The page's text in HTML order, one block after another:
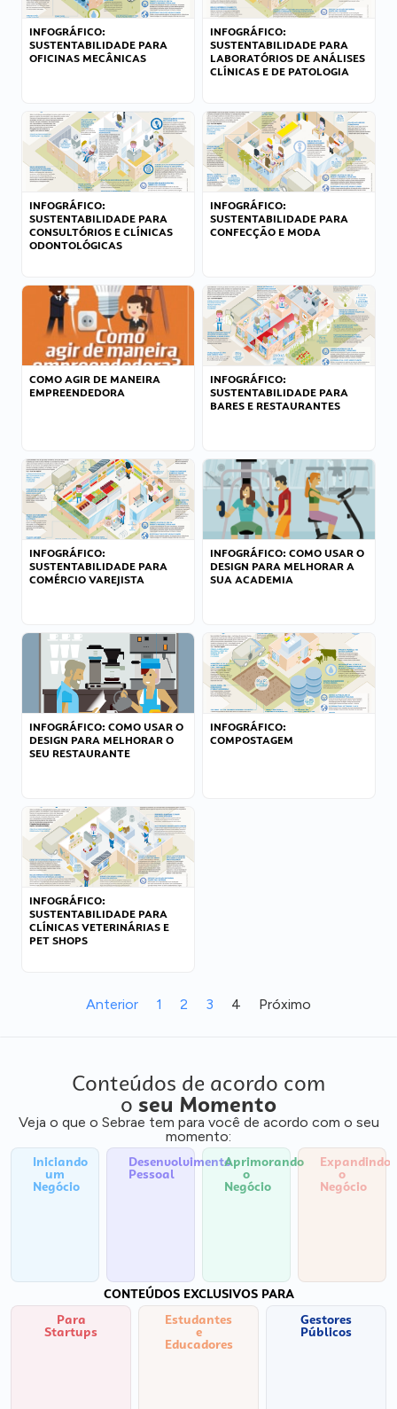
INFOGRÁFICO:
SUSTENTABILIDADE PARA
OFICINAS MECÂNICAS
INFOGRÁFICO:
SUSTENTABILIDADE PARA
LABORATÓRIOS DE ANÁLISES
CLÍNICAS E DE PATOLOGIA
INFOGRÁFICO:
SUSTENTABILIDADE PARA
CONSULTÓRIOS E CLÍNICAS
ODONTOLÓGICAS
INFOGRÁFICO:
SUSTENTABILIDADE PARA
CONFECÇÃO E MODA
COMO AGIR DE MANEIRA
EMPREENDEDORA
INFOGRÁFICO:
SUSTENTABILIDADE PARA
BARES E RESTAURANTES
INFOGRÁFICO:
SUSTENTABILIDADE PARA
COMÉRCIO VAREJISTA
INFOGRÁFICO: COMO USAR O
DESIGN PARA MELHORAR A
SUA ACADEMIA
INFOGRÁFICO: COMO USAR O
DESIGN PARA MELHORAR O
SEU RESTAURANTE
INFOGRÁFICO:
COMPOSTAGEM
INFOGRÁFICO:
SUSTENTABILIDADE PARA
CLÍNICAS VETERINÁRIAS E
PET SHOPS
Anterior 1 2 3 4 Próximo
Conteúdos de acordo com
o seu Momento
Veja o que o Sebrae tem para você de acordo com o seu
momento:
Iniciando
um
Negócio
Desenvolvimento
Pessoal
Aprimorando
o
Negócio
Expandindo
o
Negócio
CONTEÚDOS EXCLUSIVOS PARA
Para
Startups
Estudantes
e
Educadores
Gestores
Públicos